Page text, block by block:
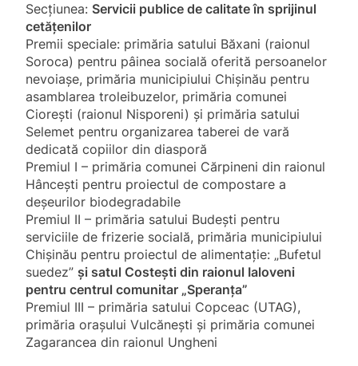
Secțiunea: Servicii publice de calitate în sprijinul
cetățenilor
Premii speciale: primăria satului Băxani (raionul
Soroca) pentru pâinea socială oferită persoanelor
nevoiașe, primăria municipiului Chișinău pentru
asamblarea troleibuzelor, primăria comunei
Ciorești (raionul Nisporeni) și primăria satului
Selemet pentru organizarea taberei de vară
dedicată copiilor din diasporă
Premiul I – primăria comunei Cărpineni din raionul
Hâncești pentru proiectul de compostare a
deșeurilor biodegradabile
Premiul II – primăria satului Budești pentru
serviciile de frizerie socială, primăria municipiului
Chișinău pentru proiectul de alimentație: „Bufetul
suedez” și satul Costești din raionul Ialoveni
pentru centrul comunitar „Speranța”
Premiul III – primăria satului Copceac (UTAG),
primăria orașului Vulcănești și primăria comunei
Zagarancea din raionul Ungheni